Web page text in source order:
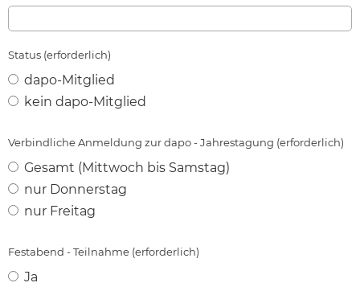
Status (erforderlich)
dapo-Mitglied
kein dapo-Mitglied
Verbindliche Anmeldung zur dapo - Jahrestagung (erforderlich)
Gesamt (Mittwoch bis Samstag)
nur Donnerstag
nur Freitag
Festabend - Teilnahme (erforderlich)
Ja